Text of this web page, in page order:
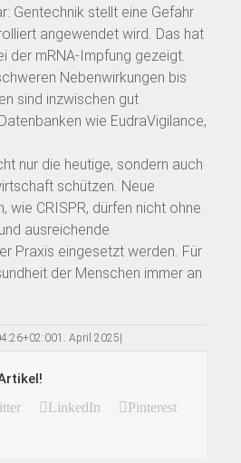
Gentechnik stellt eine Gefahr
angewendet wird. Das hat
der mRNA-Impfung gezeigt.
Nebenwirkungen bis
sind inzwischen gut
wie EudraVigilance,
nur die heutige, sondern auch
schützen. Neue
wie CRISPR, dürfen nicht ohne
ausreichende
Praxis eingesetzt werden. Für
der Menschen immer an
1. April 2025|
LinkedIn
Pinterest